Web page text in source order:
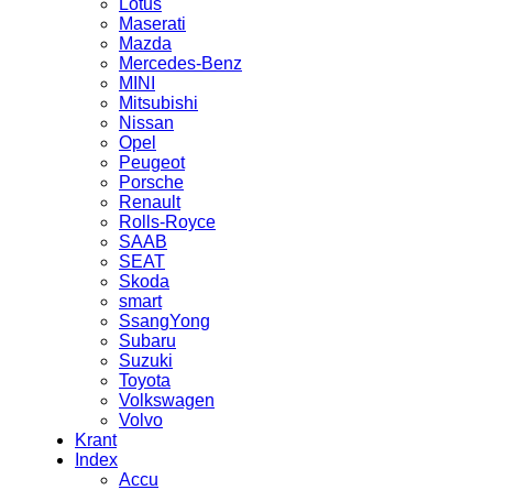
Lotus
Maserati
Mazda
Mercedes-Benz
MINI
Mitsubishi
Nissan
Opel
Peugeot
Porsche
Renault
Rolls-Royce
SAAB
SEAT
Skoda
smart
SsangYong
Subaru
Suzuki
Toyota
Volkswagen
Volvo
Krant
Index
Accu